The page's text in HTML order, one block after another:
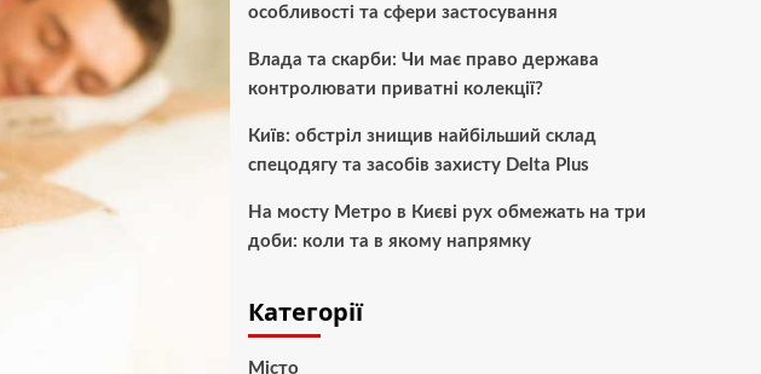
особливості та сфери застосування
Влада та скарби: Чи має право держава
контролювати приватні колекції?
Київ: обстріл знищив найбільший склад
спецодягу та засобів захисту Delta Plus
На мосту Метро в Києві рух обмежать на три
доби: коли та в якому напрямку
Категорії
Місто